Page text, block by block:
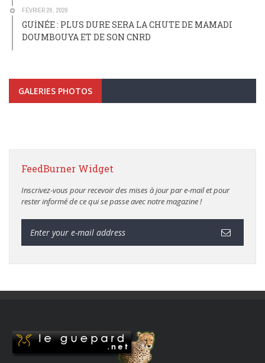
FÉVRIER 26, 2026
GUİNÉE : PLUS DURE SERA LA CHUTE DE MAMADI
DOUMBOUYA ET DE SON CNRD
GALERIES PHOTOS
FeedBurner Widget
Inscrivez-vous pour recevoir des mises à jour par e-mail et pour
rester informé de ce qui se passe avec notre magazine !